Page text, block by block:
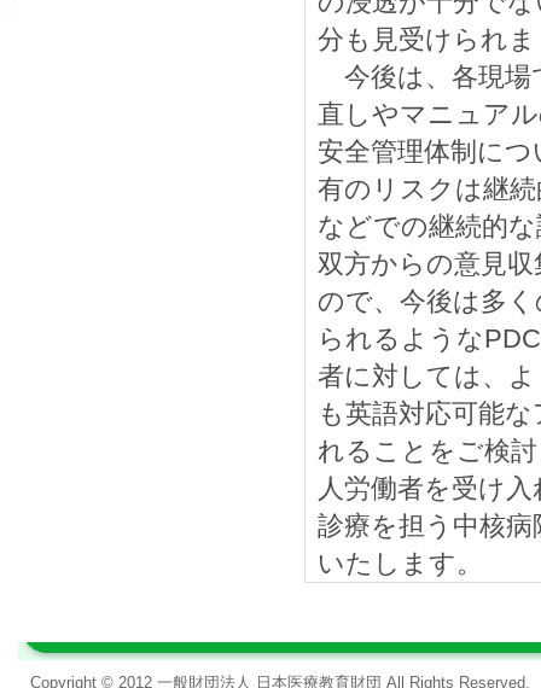
分も見受けられ
今後は、各現場
直しやマニュア
安全管理体制に
有のリスクは継
などでの継続的
双方からの意見
ので、今後は多
られるような
者に対しては、
も英語対応可能
れることをご検
人労働者を受け
診療を担う中核
いたします。
Copyright © 2012 一般財団法人 日本医療教育財団 All Rights Reserved.